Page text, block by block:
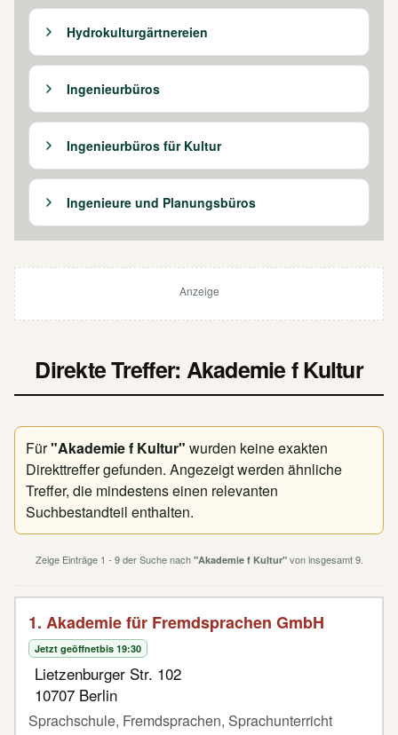
Hydrokulturgärtnereien
Ingenieurbüros
Ingenieurbüros für Kultur
Ingenieure und Planungsbüros
Anzeige
Direkte Treffer: Akademie f Kultur
Für"Akademie f Kultur" wurden keine exakten
Direkttreffer gefunden. Angezeigt werden ähnliche
Treffer, die mindestens einen relevanten
Suchbestandteil enthalten.
Zeige Einträge 1 - 9 der Suche nach "Akademie f Kultur"von insgesamt 9.
1. Akademie für Fremdsprachen GmbH
Jetzt geöffnetbis 19:30
Lietzenburger Str. 102
10707 Berlin
Sprachschule, Fremdsprachen, Sprachunterricht